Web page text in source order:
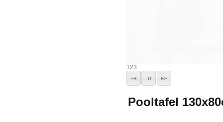
1 23
Pooltafel